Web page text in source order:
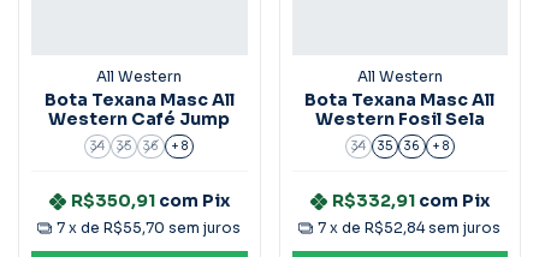
All Western
Bota Texana Masc All
Western Café Jump
34 35 36 + 8
R$350,91 com Pix
7 x deR$55,70 sem juros
All Western
Bota Texana Masc All
Western Fosil Sela
34 35 36 + 8
R$332,91 com Pix
7 x deR$52,84 sem juros